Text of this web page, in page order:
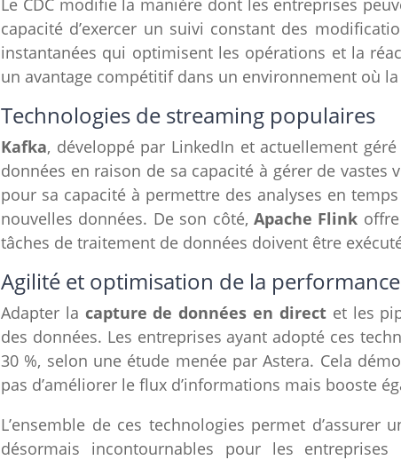
capacité d’exercer un suivi constant des
instantanées qui optimisent les opérations et la
un avantage compétitif dans un environnement où
Technologies de streaming populaires
Kafka, développé par LinkedIn et actuellement
données en raison de sa capacité à gérer de
pour sa capacité à permettre des analyses en
nouvelles données. De son côté, Apache Flink
tâches de traitement de données doivent être
Agilité et optimisation de la performance
Adapter la capture de données en directet les
des données. Les entreprises ayant adopté ces
30 %, selon une étude menée par Astera. Cela
pas d’améliorer le flux d’informations mais booste
L’ensemble de ces technologies permet
désormais incontournables pour les